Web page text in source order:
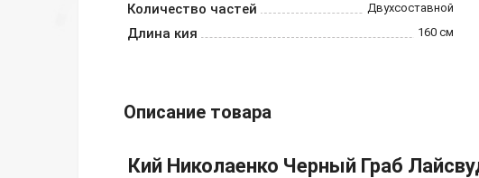
Количество частей Двухсоставной
Длина кия 160 см
Описание товара
Кий Николаенко Черный Граб